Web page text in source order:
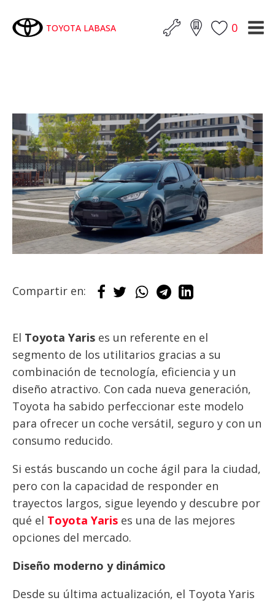
TOYOTA LABASA 0
Compartir en:
El Toyota Yaris es un referente en el
segmento de los utilitarios gracias a su
combinación de tecnología, eficiencia y un
diseño atractivo. Con cada nueva generación,
Toyota ha sabido perfeccionar este modelo
para ofrecer un coche versátil, seguro y con un
consumo reducido.
Si estás buscando un coche ágil para la ciudad,
pero con la capacidad de responder en
trayectos largos, sigue leyendo y descubre por
qué el Toyota Yaris es una de las mejores
opciones del mercado.
Diseño moderno y dinámico
Desde su última actualización, el Toyota Yaris